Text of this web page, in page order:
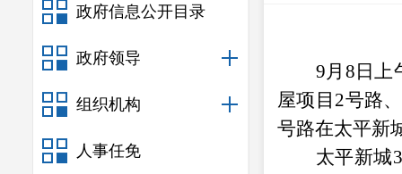
政府信息公开目录
政府领导
组织机构
人事任免
9月 8 日上
屋项目 2号路
号路在太平新
太平新城